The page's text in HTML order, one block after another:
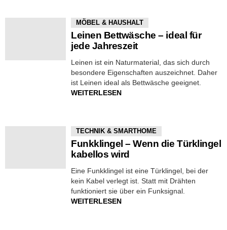
MÖBEL & HAUSHALT
Leinen Bettwäsche – ideal für
jede Jahreszeit
Leinen ist ein Naturmaterial, das sich durch
besondere Eigenschaften auszeichnet. Daher
ist Leinen ideal als Bettwäsche geeignet.
WEITERLESEN
TECHNIK & SMARTHOME
Funkklingel – Wenn die Türklingel
kabellos wird
Eine Funkklingel ist eine Türklingel, bei der
kein Kabel verlegt ist. Statt mit Drähten
funktioniert sie über ein Funksignal.
WEITERLESEN